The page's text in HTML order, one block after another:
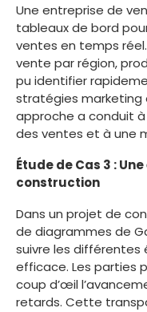
Une entreprise de
tableaux de bord
ventes en temps
vente par région,
pu identifier
stratégies marketing
approche a conduit
des ventes et à une
Étude de Cas 3 :
construction
Dans un projet de
de diagrammes de
suivre les
efficace. Les parties
coup d’œil
retards. Cette